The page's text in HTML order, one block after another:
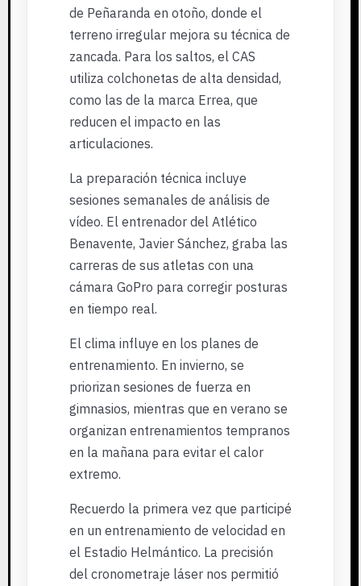
de Peñaranda en otoño, donde el
terreno irregular mejora su técnica de
zancada. Para los saltos, el CAS
utiliza colchonetas de alta densidad,
como las de la marca Errea, que
reducen el impacto en las
articulaciones.
La preparación técnica incluye
sesiones semanales de análisis de
vídeo. El entrenador del Atlético
Benavente, Javier Sánchez, graba las
carreras de sus atletas con una
cámara GoPro para corregir posturas
en tiempo real.
El clima influye en los planes de
entrenamiento. En invierno, se
priorizan sesiones de fuerza en
gimnasios, mientras que en verano se
organizan entrenamientos tempranos
en la mañana para evitar el calor
extremo.
Recuerdo la primera vez que participé
en un entrenamiento de velocidad en
el Estadio Helmántico. La precisión
del cronometraje láser nos permitió